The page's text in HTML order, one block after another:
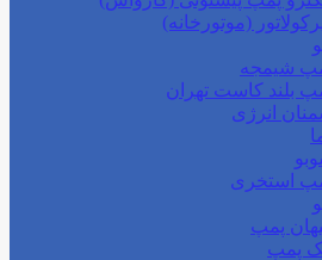
(موتورخانه)
شیمجه
بلند کاست تهران
انرژی
استخری
پمپ
پمپ